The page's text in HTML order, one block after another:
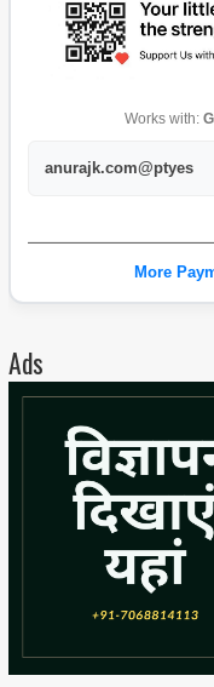
Works with:
anurajk.com@ptyes
More
Ads